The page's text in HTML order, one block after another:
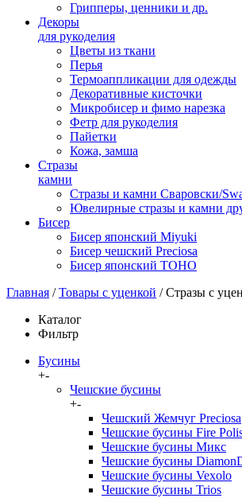
Грипперы, ценники и др.
Декоры
для рукоделия
Цветы из ткани
Перья
Термоаппликации для одежды
Декоративные кисточки
Микробисер и фимо нарезка
Фетр для рукоделия
Пайетки
Кожа, замша
Стразы
камни
Стразы и камни Сваровски/
Ювелирные стразы и камни
Бисер
Бисер японский Miyuki
Бисер чешский Preciosa
Бисер японский TOHO
Главная /Товары с уценкой /Стразы с
Каталог
Фильтр
Бусины
+-
Чешские бусины
+-
Чешский Жемчуг Preciosa
Чешские бусины Fire
Чешские бусины Микс
Чешские бусины
Чешские бусины Vexolo
Чешские бусины Trios